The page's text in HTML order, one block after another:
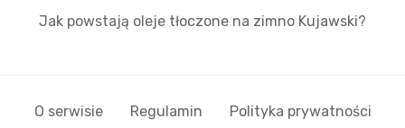
Jak powstają oleje tłoczone na zimno Kujawski?
O serwisie Regulamin Polityka prywatności